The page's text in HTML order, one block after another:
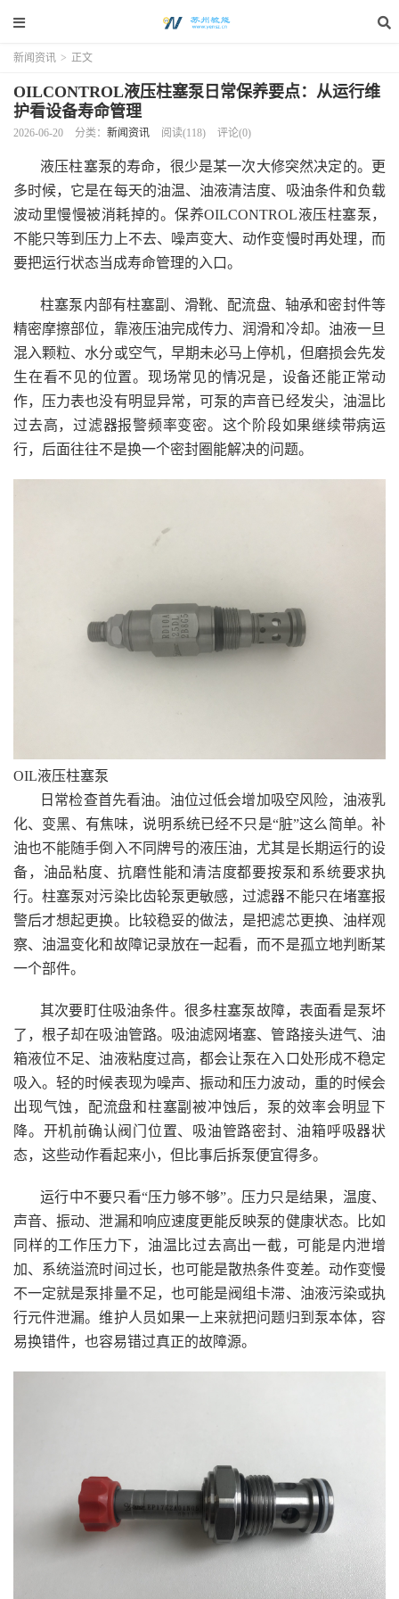
新闻资讯 > 正文
OILCONTROL液压柱塞泵日常保养要点：从运行维
护看设备寿命管理
2026-06-20 分类： 新闻资讯 阅读(118) 评论(0)
液压柱塞泵的寿命，很少是某一次大修突然决定的。更
多时候，它是在每天的油温、油液清洁度、吸油条件和负载
波动里慢慢被消耗掉的。保养OILCONTROL液压柱塞泵，
不能只等到压力上不去、噪声变大、动作变慢时再处理，而
要把运行状态当成寿命管理的入口。
柱塞泵内部有柱塞副、滑靴、配流盘、轴承和密封件等
精密摩擦部位，靠液压油完成传力、润滑和冷却。油液一旦
混入颗粒、水分或空气，早期未必马上停机，但磨损会先发
生在看不见的位置。现场常见的情况是，设备还能正常动
作，压力表也没有明显异常，可泵的声音已经发尖，油温比
过去高，过滤器报警频率变密。这个阶段如果继续带病运
行，后面往往不是换一个密封圈能解决的问题。
OIL液压柱塞泵
日常检查首先看油。油位过低会增加吸空风险，油液乳
化、变黑、有焦味，说明系统已经不只是“脏”这么简单。补
油也不能随手倒入不同牌号的液压油，尤其是长期运行的设
备，油品粘度、抗磨性能和清洁度都要按泵和系统要求执
行。柱塞泵对污染比齿轮泵更敏感，过滤器不能只在堵塞报
警后才想起更换。比较稳妥的做法，是把滤芯更换、油样观
察、油温变化和故障记录放在一起看，而不是孤立地判断某
一个部件。
其次要盯住吸油条件。很多柱塞泵故障，表面看是泵坏
了，根子却在吸油管路。吸油滤网堵塞、管路接头进气、油
箱液位不足、油液粘度过高，都会让泵在入口处形成不稳定
吸入。轻的时候表现为噪声、振动和压力波动，重的时候会
出现气蚀，配流盘和柱塞副被冲蚀后，泵的效率会明显下
降。开机前确认阀门位置、吸油管路密封、油箱呼吸器状
态，这些动作看起来小，但比事后拆泵便宜得多。
运行中不要只看“压力够不够”。压力只是结果，温度、
声音、振动、泄漏和响应速度更能反映泵的健康状态。比如
同样的工作压力下，油温比过去高出一截，可能是内泄增
加、系统溢流时间过长，也可能是散热条件变差。动作变慢
不一定就是泵排量不足，也可能是阀组卡滞、油液污染或执
行元件泄漏。维护人员如果一上来就把问题归到泵本体，容
易换错件，也容易错过真正的故障源。